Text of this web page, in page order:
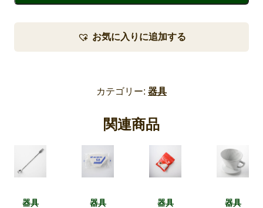
焼き菓子・ケーキ
カフェ・バッハについて
ー /
０
１
（１
～
個
お気に入りに追加する
カテゴリー: 器具
関連商品
器具 器具 器具 器具